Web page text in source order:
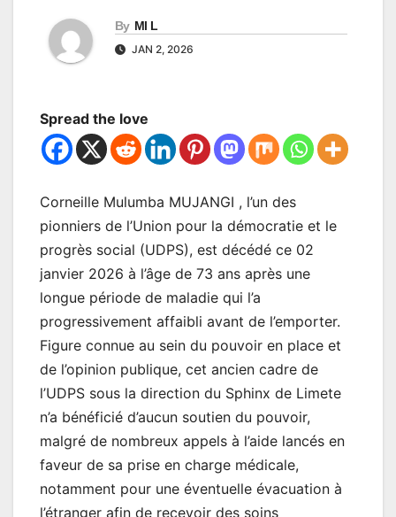
By Ml L
JAN 2, 2026
Spread the love
Corneille Mulumba MUJANGI , l’un des
pionniers de l’Union pour la démocratie et le
progrès social (UDPS), est décédé ce 02
janvier 2026 à l’âge de 73 ans après une
longue période de maladie qui l’a
progressivement affaibli avant de l’emporter.
Figure connue au sein du pouvoir en place et
de l’opinion publique, cet ancien cadre de
l’UDPS sous la direction du Sphinx de Limete
n’a bénéficié d’aucun soutien du pouvoir,
malgré de nombreux appels à l’aide lancés en
faveur de sa prise en charge médicale,
notamment pour une éventuelle évacuation à
l’étranger afin de recevoir des soins